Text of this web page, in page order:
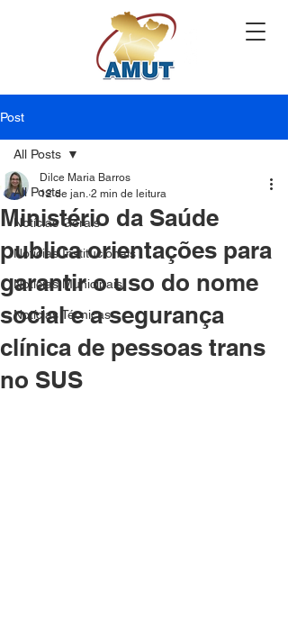
Post
All Posts
Notícias Gerais
Notícias Institucionais
Notícias Municipais
Notícias Técnicas
All Posts
Ministério da Saúde
publica orientações para
garantir o uso do nome
social e a segurança
clínica de pessoas trans
no SUS
Dilce Maria Barros
12 de jan. 2 min de leitura